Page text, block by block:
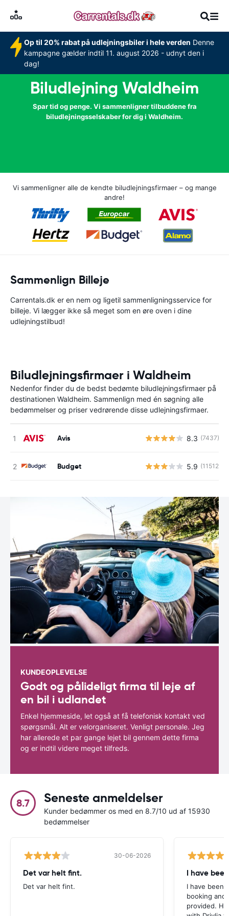
Op til 20% rabat på udlejningsbiler i hele verden Denne
kampagne gælder indtil 11. august 2026 - udnyt den i
dag!
Biludlejning Waldheim
Spar tid og penge. Vi sammenligner tilbuddene fra
biludlejningsselskaber for dig i Waldheim.
Vi sammenligner alle de kendte biludlejningsfirmaer – og mange
andre!
Sammenlign Billeje
Carrentals.dk er en nem og ligetil sammenligningsservice for
billeje. Vi lægger ikke så meget som en øre oven i dine
udlejningstilbud!
Biludlejningsfirmaer i Waldheim
Nedenfor finder du de bedst bedømte biludlejningsfirmaer på
destinationen Waldheim. Sammenlign med én søgning alle
bedømmelser og priser vedrørende disse udlejningsfirmaer.
Avis 8.3 (7437)
Budget 5.9 (11512)
KUNDEOPLEVELSE
Godt og pålideligt firma til leje af
en bil i udlandet
Enkel hjemmeside, let også at få telefonisk kontakt ved
spørgsmål. Alt er velorganiseret. Venligt personale. Jeg
har allerede et par gange lejet bil gennem dette firma
og er indtil videre meget tilfreds.
8.7 Seneste anmeldelser
Kunder bedømmer os med en 8.7/10 ud af 15930
bedømmelser
30-06-2026
Det var helt fint.
Det var helt fint.
I have
I have been
booking and
provided.